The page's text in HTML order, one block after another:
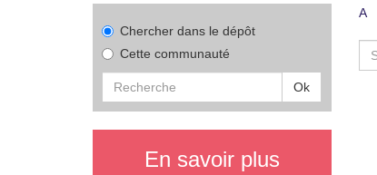
Chercher dans le dépôt
Cette communauté
Ok
En savoir plus
A